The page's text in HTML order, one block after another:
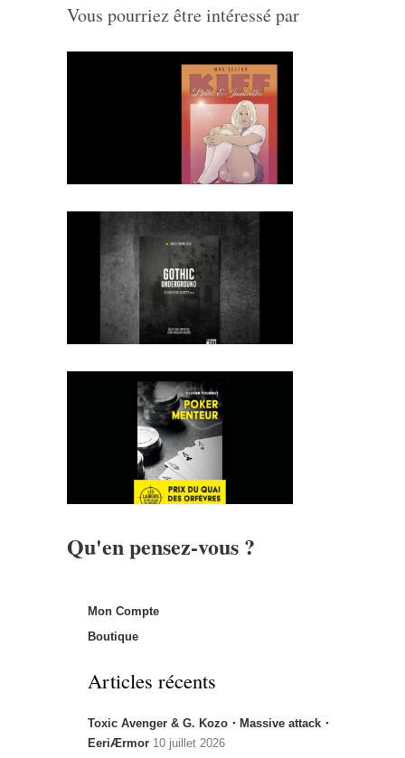
Vous pourriez être intéressé par
Qu'en pensez-vous ?
Mon Compte
Boutique
Articles récents
Toxic Avenger & G. Kozo・Massive attack・
EeriÆrmor 10 juillet 2026